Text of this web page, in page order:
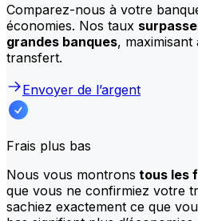
Comparez-nous à votre
économies. Nos taux
grandes banques,
transfert.
Envoyer de l’argent
Frais plus bas
Nous vous montrons tous les
que vous ne confirmiez votre
sachiez exactement ce que